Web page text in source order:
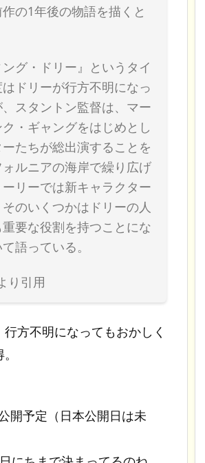
の1年後の物語を描くと
グ・ドリー』というタイ
ドリーが行方不明になっ
スタントン監督は、マー
・ギャングをはじめとし
たちが総出演することを
ルニアの海岸で繰り広げ
リーでは新キャラクター
のいくつかはドリーの人
要な役割を持つことにな
語っている。
り引用
方不明になってもおかしく
開予定（日本公開日は未